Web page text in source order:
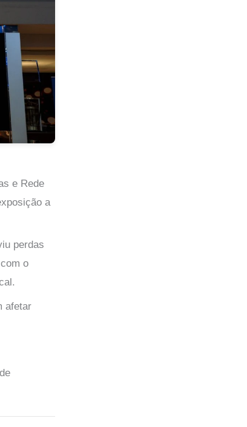
e Rede
a
perdas
o
afetar